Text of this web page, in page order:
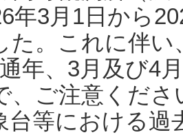
年3月1日から
た。これに伴い
年、3月及び4
、ご注意くだ
台等における過